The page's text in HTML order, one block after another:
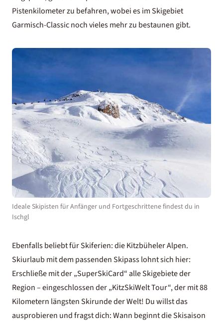
Pistenkilometer zu befahren, wobei es im Skigebiet
Garmisch-Classic noch vieles mehr zu bestaunen gibt.
Ideale Skipisten für Anfänger und Fortgeschrittene findest du in
Ischgl
Ebenfalls beliebt für Skiferien: die Kitzbüheler Alpen.
Skiurlaub mit dem passenden Skipass lohnt sich hier:
Erschließe mit der „SuperSkiCard“ alle Skigebiete der
Region – eingeschlossen der „KitzSkiWelt Tour“, der mit 88
Kilometern längsten Skirunde der Welt! Du willst das
ausprobieren und fragst dich: Wann beginnt die Skisaison